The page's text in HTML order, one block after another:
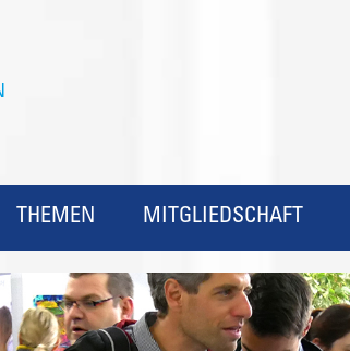
THEMEN MITGLIEDSCHAFT